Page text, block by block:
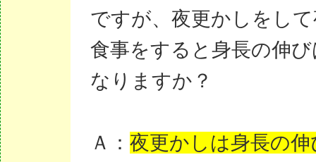
ですが、夜更かしをし
食事をすると身長の伸
なりますか？
Ａ： 夜更かしは身長の伸